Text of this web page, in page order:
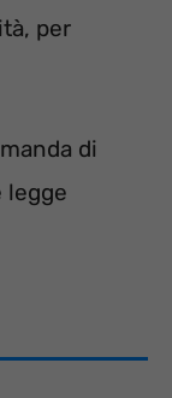
per
di
legge